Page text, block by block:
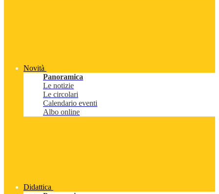
Novità
Panoramica
Le notizie
Le circolari
Calendario eventi
Albo online
Didattica